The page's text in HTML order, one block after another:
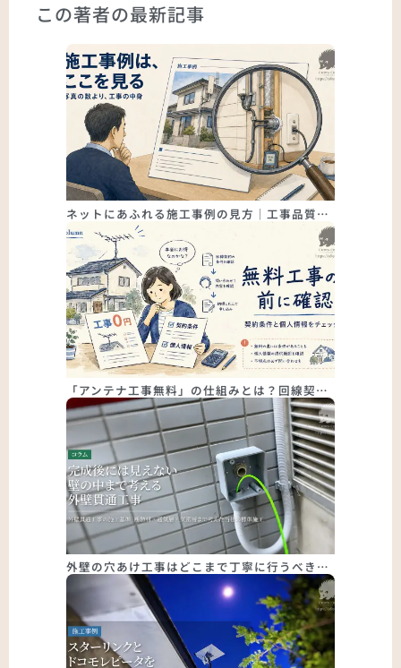
この著者の最新記事
ネットにあふれる施工事例の見方｜工事品質…
「アンテナ工事無料」の仕組みとは？回線契…
外壁の穴あけ工事はどこまで丁寧に行うべき…